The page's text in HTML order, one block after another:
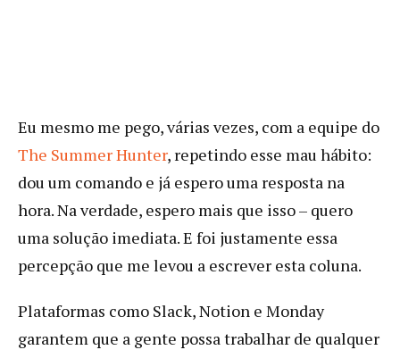
Eu mesmo me pego, várias vezes, com a equipe do
The Summer Hunter, repetindo esse mau hábito:
dou um comando e já espero uma resposta na
hora. Na verdade, espero mais que isso – quero
uma solução imediata. E foi justamente essa
percepção que me levou a escrever esta coluna.
Plataformas como Slack, Notion e Monday
garantem que a gente possa trabalhar de qualquer